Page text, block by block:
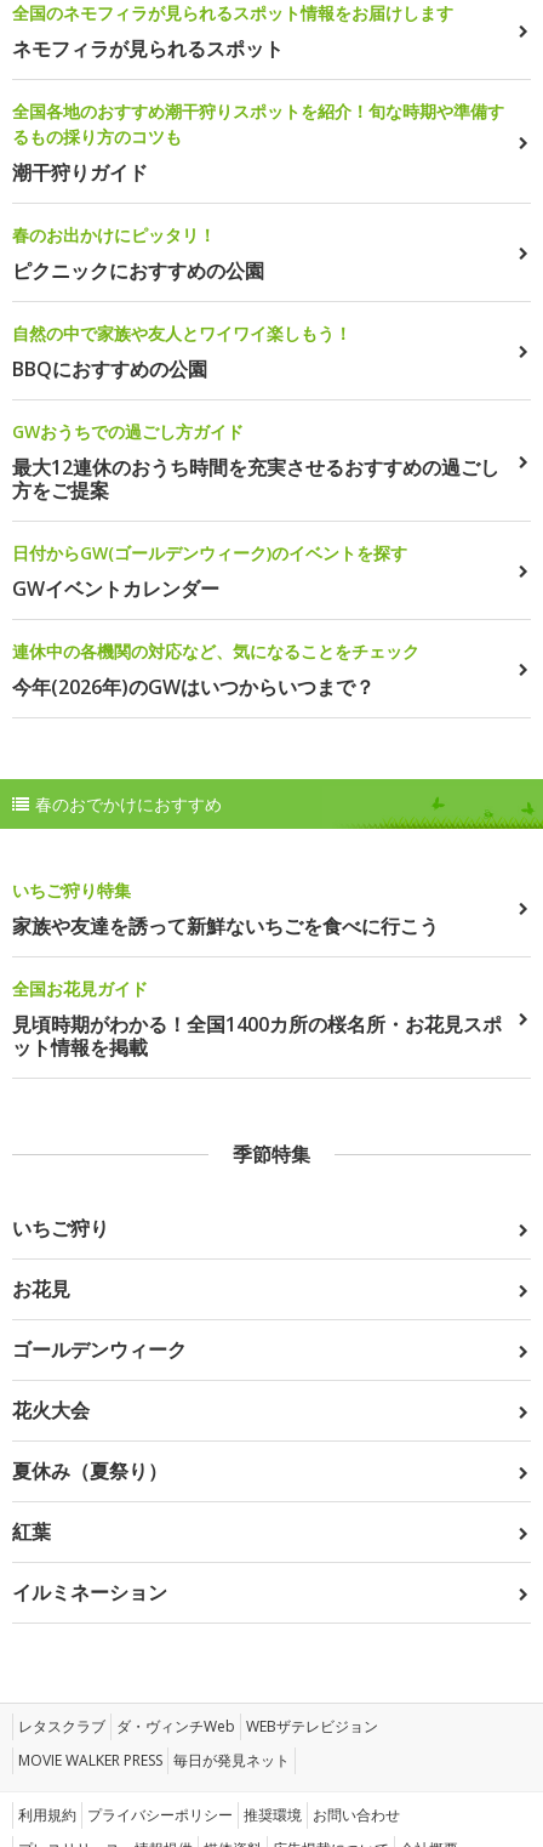
全国のネモフィラが見られるスポット情報をお届けします
ネモフィラが見られるスポット
全国各地のおすすめ潮干狩りスポットを紹介！旬な時期や準備す
るもの採り方のコツも
潮干狩りガイド
春のお出かけにピッタリ！
ピクニックにおすすめの公園
自然の中で家族や友人とワイワイ楽しもう！
BBQにおすすめの公園
GWおうちでの過ごし方ガイド
最大12連休のおうち時間を充実させるおすすめの過ごし
方をご提案
日付からGW(ゴールデンウィーク)のイベントを探す
GWイベントカレンダー
連休中の各機関の対応など、気になることをチェック
今年(2026年)のGWはいつからいつまで？
春のおでかけにおすすめ
いちご狩り特集
家族や友達を誘って新鮮ないちごを食べに行こう
全国お花見ガイド
見頃時期がわかる！全国1400カ所の桜名所・お花見スポ
ット情報を掲載
季節特集
いちご狩り
お花見
ゴールデンウィーク
花火大会
夏休み（夏祭り）
紅葉
イルミネーション
レタスクラブ ダ・ヴィンチWeb WEBザテレビジョン
MOVIE WALKER PRESS 毎日が発見ネット
利用規約 プライバシーポリシー 推奨環境 お問い合わせ